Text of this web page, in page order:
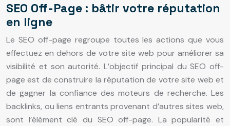
SEO Off-Page : bâtir votre réputation
en ligne
Le SEO off-page regroupe toutes les actions que vous
effectuez en dehors de votre site web pour améliorer sa
visibilité et son autorité. L’objectif principal du SEO off-
page est de construire la réputation de votre site web et
de gagner la confiance des moteurs de recherche. Les
backlinks, ou liens entrants provenant d’autres sites web,
sont l’élément clé du SEO off-page. La popularité et